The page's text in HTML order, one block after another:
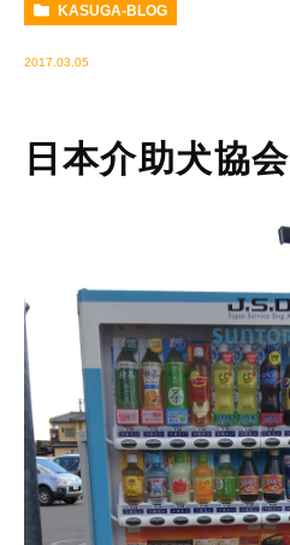
KASUGA-BLOG
2017.03.05
日本介助犬協会